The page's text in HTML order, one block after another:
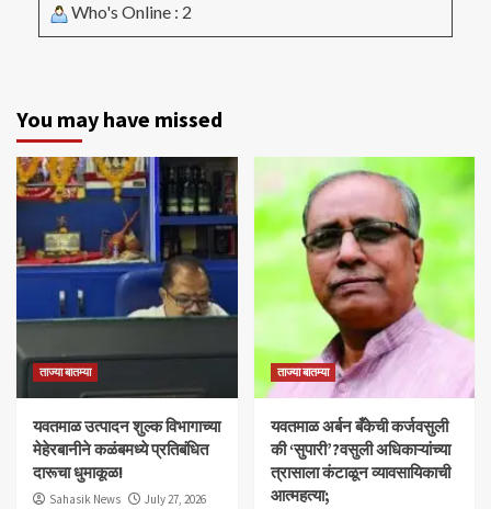
Who's Online : 2
You may have missed
ताज्या बातम्या
यवतमाळ उत्पादन शुल्क विभागाच्या
मेहेरबानीने कळंबमध्ये प्रतिबंधित
दारूचा धुमाकूळ!
Sahasik News
July 27, 2026
ताज्या बातम्या
​यवतमाळ अर्बन बँकेची कर्जवसुली
की ‘सुपारी’?वसुली अधिकाऱ्यांच्या
त्रासाला कंटाळून व्यावसायिकाची
आत्महत्या;